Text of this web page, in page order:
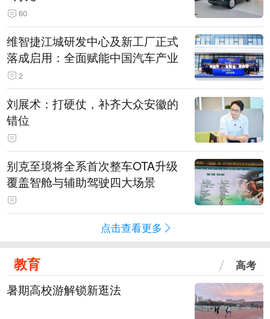
60
维智捷江城研发中心及新工厂正式
落成启用：全面赋能中国汽车产业
2
刘展术：打硬仗，补齐大众安徽的
错位
别克至境将全系首次整车OTA升级
覆盖智舱与辅助驾驶四大场景
点击查看更多
教育 高考
暑期高校游解锁新逛法